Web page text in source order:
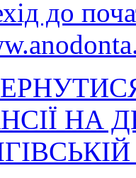
до
НА